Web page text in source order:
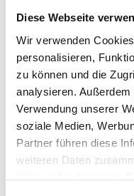
Diese Webseite
Wir verwenden
personalisieren,
zu können und die
analysieren.
Verwendung unserer
soziale Medien,
Partner führen diese
weiteren Daten
haben oder die sie im
04/ 2025 | Bericht
Economy-
change and
Mongolia and
Georgien (PDF,
Kasachstan